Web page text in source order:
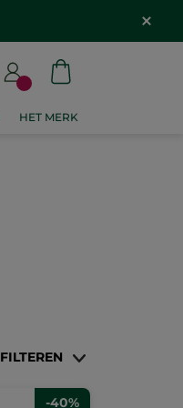
HET MERK
FILTEREN
-40%